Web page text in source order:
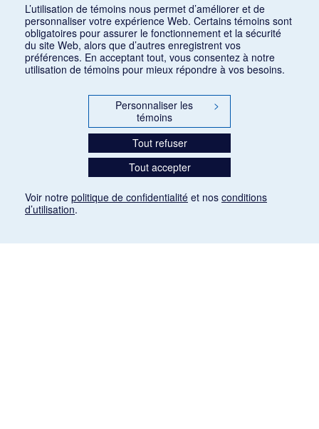
L’utilisation de témoins nous permet d’améliorer et de
personnaliser votre expérience Web. Certains témoins sont
obligatoires pour assurer le fonctionnement et la sécurité
du site Web, alors que d’autres enregistrent vos
préférences. En acceptant tout, vous consentez à notre
utilisation de témoins pour mieux répondre à vos besoins.
Personnaliser les
témoins
>
Tout refuser
Tout accepter
Voir notre politique de confidentialité et nos conditions
d’utilisation.